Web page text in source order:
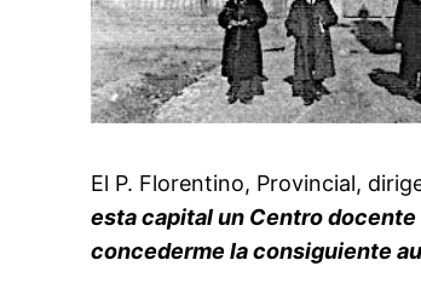
El P. Florentino, Provincial,
esta capital un Centro docente
concederme la consiguiente